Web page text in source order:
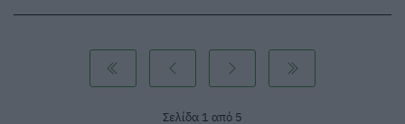
Σελίδα 1 από 5